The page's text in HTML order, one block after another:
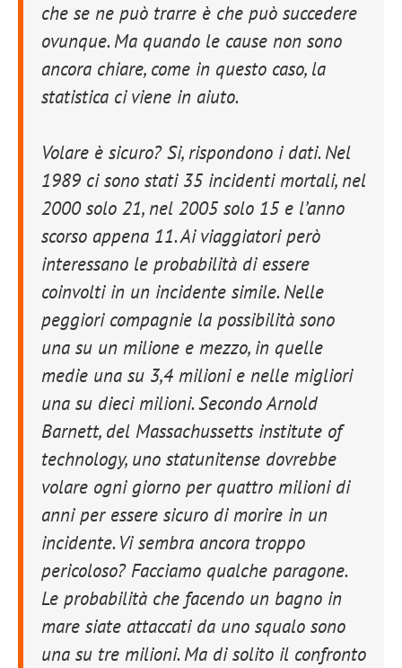
che se ne può trarre è che può succedere
ovunque. Ma quando le cause non sono
ancora chiare, come in questo caso, la
statistica ci viene in aiuto.
Volare è sicuro? Si, rispondono i dati. Nel
1989 ci sono stati 35 incidenti mortali, nel
2000 solo 21, nel 2005 solo 15 e l’anno
scorso appena 11. Ai viaggiatori però
interessano le probabilità di essere
coinvolti in un incidente simile. Nelle
peggiori compagnie la possibilità sono
una su un milione e mezzo, in quelle
medie una su 3,4 milioni e nelle migliori
una su dieci milioni. Secondo Arnold
Barnett, del Massachussetts institute of
technology, uno statunitense dovrebbe
volare ogni giorno per quattro milioni di
anni per essere sicuro di morire in un
incidente. Vi sembra ancora troppo
pericoloso? Facciamo qualche paragone.
Le probabilità che facendo un bagno in
mare siate attaccati da uno squalo sono
una su tre milioni. Ma di solito il confronto